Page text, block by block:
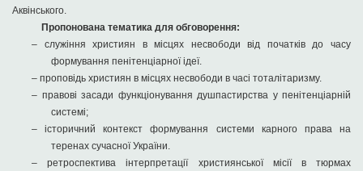
Аквінського.
Пропонована тематика для обговорення:
– служіння християн в місцях несвободи від початків до часу
формування пенітенціарної ідеї.
– проповідь християн в місцях несвободи в часі тоталітаризму.
– правові засади функціонування душпастирства у пенітенціарній
системі;
–історичний контекст формування системи карного права на
теренах сучасної України.
–ретроспектива інтерпретації християнської місії в тюрмах